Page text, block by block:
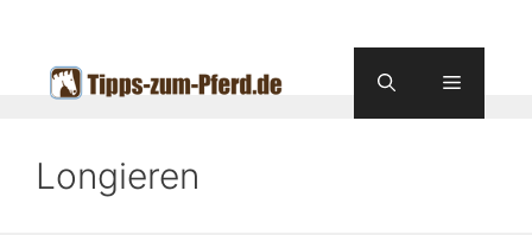
springen
Menü
Longieren